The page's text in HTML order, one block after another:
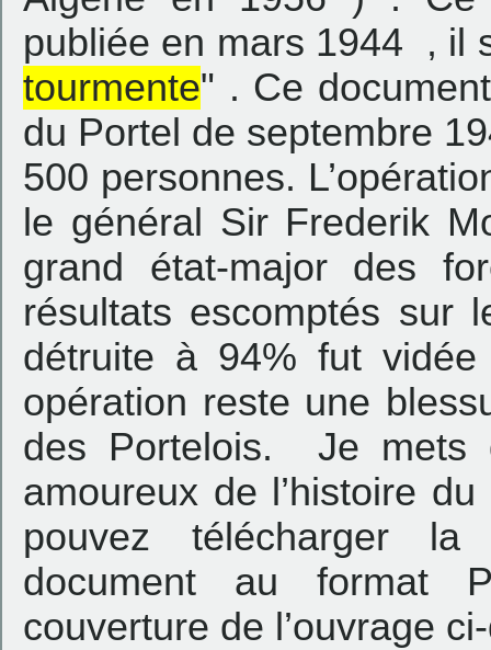
publiée en mars 1944 , il
tourmente" . Ce
du Portel de septembre
500 personnes.
le général Sir Frederik
grand état-major des
résultats escomptés sur
détruite à 94% fut
opération reste une
des Portelois. Je mets
amoureux de l’histoire
pouvez télécharger
document au format
couverture de l’ouvrage